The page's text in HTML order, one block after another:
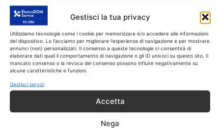
Gestisci la tua privacy
Utilizziamo tecnologie come i cookie per memorizzare e/o accedere alle informazioni
del dispositivo. Lo facciamo per migliorare l'esperienza di navigazione e per mostrare
annunci (non) personalizzati. Il consenso a queste tecnologie ci consentirà di
elaborare dati quali il comportamento di navigazione o gli ID univoci su questo sito. Il
mancato consenso o la revoca del consenso possono influire negativamente su
alcune caratteristiche e funzioni.
Gestisci servizi
Accetta
Nega
RIPARAZIONI SU: TV,
CELLULARI, CALDAIE E
MICROONDE
051 021 6689